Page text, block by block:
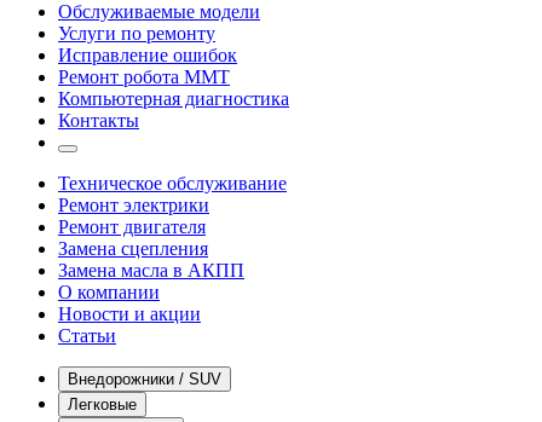
Обслуживаемые модели
Услуги по ремонту
Исправление ошибок
Ремонт робота MMT
Компьютерная диагностика
Контакты
Техническое обслуживание
Ремонт электрики
Ремонт двигателя
Замена сцепления
Замена масла в АКПП
О компании
Новости и акции
Статьи
Внедорожники / SUV
Легковые